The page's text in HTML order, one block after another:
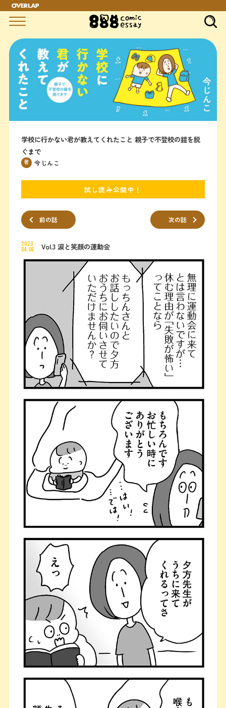
学校に行かない君が教えてくれたこと 親子で不登校の鎧を脱
ぐまで
著 今じんこ
試し読み公開中！
前の話 次の話
2023
04.06 Vol.3 涙と笑顔の運動会